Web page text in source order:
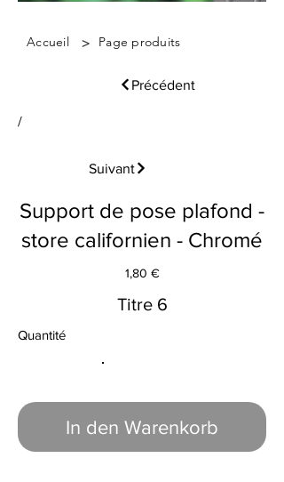
Accueil > Page produits
Précédent
/
Suivant
Support de pose plafond -
store californien - Chromé
1,80 €
Titre 6
Quantité
In den Warenkorb